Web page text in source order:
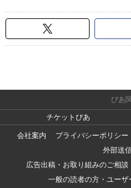
ぴあ
チケットぴあ
会社案内
プライバシーポリシー
外部送
広告出稿・お取り組みのご相
一般の読者の方・ユー